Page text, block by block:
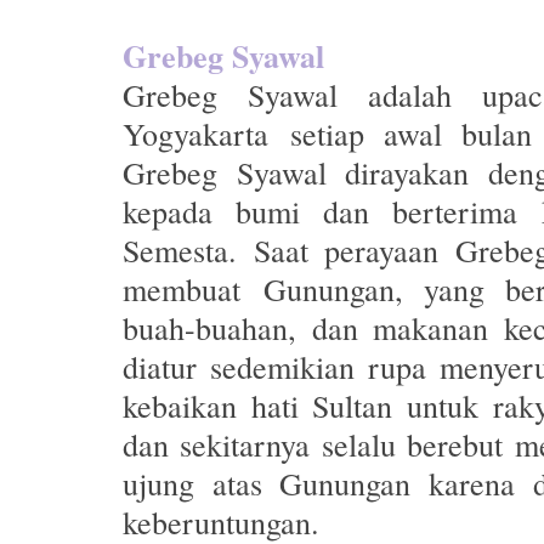
Grebeg Syawal
Grebeg Syawal adalah
Yogyakarta setiap awal
Grebeg Syawal dirayakan
kepada bumi dan berterima
Semesta. Saat perayaan
membuat Gunungan, yang
buah-buahan, dan makanan
diatur sedemikian rupa
kebaikan hati Sultan untuk
dan sekitarnya selalu berebut
ujung atas Gunungan karena
keberuntungan.